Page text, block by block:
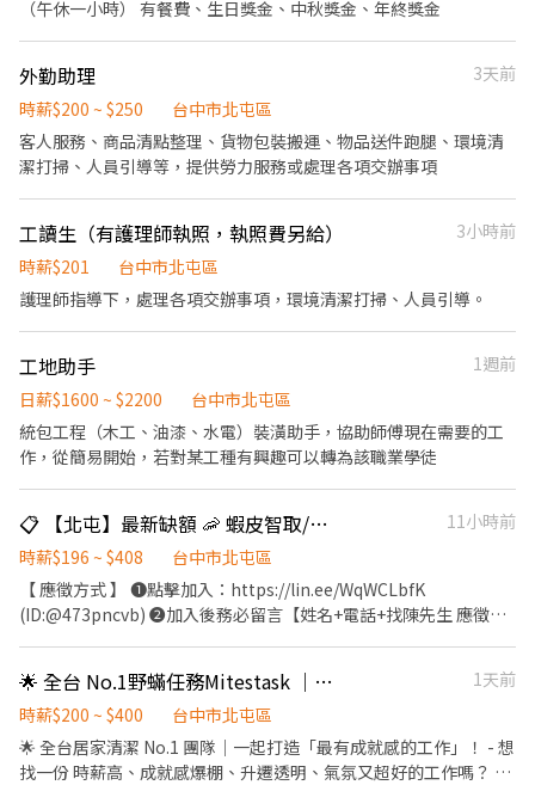
獎金$500無上限 ✅免費汽機車位 ✅可預支薪資 ⭐久任獎金滿一個月
$1000 ⭐久任獎金滿三個月$3000 ⭐久任獎金滿六個月$3000 ⭐加班
慰勞獎金$2000/$4000 ╭────⚡應徵方式⚡────╮ 聯絡 陳
• 📞 電話： 0911-563-123 • 📲 𝐋𝐈𝐍𝐄： 搜尋帳號 @252fmefb
（午休一小時） 有餐費、生日獎金、中秋獎金、年終獎金
外勤助理
3天前
時薪$200 ~ $250
台中市北屯區
客人服務、商品清點整理、貨物包裝搬運、物品送件跑腿、環境清
潔打掃、人員引導等，提供勞力服務或處理各項交辦事項
工讀生（有護理師執照，執照費另給）
3小時前
時薪$201
台中市北屯區
護理師指導下，處理各項交辦事項，環境清潔打掃、人員引導。
工地助手
1週前
日薪$1600 ~ $2200
台中市北屯區
統包工程（木工、油漆、水電）裝潢助手，協助師傅現在需要的工
作，從簡易開始，若對某工種有興趣可以轉為該職業學徒
📋 【北屯】最新缺額 🦐 蝦皮智取/門市⚡快速報到
11小時前
時薪$196 ~ $408
台中市北屯區
【 應徵方式 】 ❶點擊加入：https://lin.ee/WqWCLbfK
(ID:@473pncvb) ❷加入後務必留言【姓名+電話+找陳先生 應徵北
薪資 $204/hr(北屯區)+(晚班獎金 20 /夜班獎金 40) ✦工作內容-不需
顧客服務 1.包裹搬運、理貨(搬物流箱10~15公斤不等) 2.維持門市作
業區環境、清潔 3.配合單日跑點(1~5間門市) 🔔需自備機車、駕照 ✦
工作時間 (日排2~5hr依實際情況而定) ⭕缺額門市、班別如下方⭕
🌟 全台 No.1野蟎任務Mitestask ｜升遷明確｜細清達人｜超高時薪
1天前
時薪$200 ~ $400
台中市北屯區
🌟 全台居家清潔 No.1 團隊｜一起打造「最有成就感的工作」！ - 想
找一份 時薪高、成就感爆棚、升遷透明、氣氛又超好的工作嗎？ 我